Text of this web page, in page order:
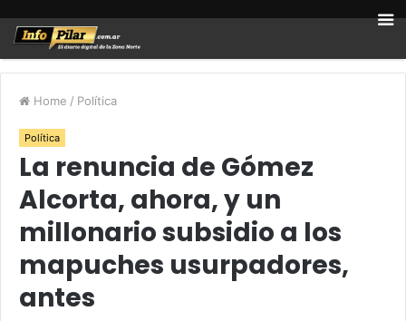
Home / Política
Política
La renuncia de Gómez
Alcorta, ahora, y un
millonario subsidio a los
mapuches usurpadores,
antes